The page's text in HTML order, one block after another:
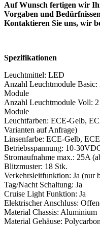
Auf Wunsch fertigen wir
Vorgaben und
Kontaktieren Sie uns, wir
Spezifikationen
Leuchtmittel: LED
Anzahl Leuchtmodule
Module
Anzahl Leuchtmodule Voll:
Module
Leuchtfarben: ECE-Gelb,
Varianten auf Anfrage)
Linsenfarbe: ECE-Gelb,
Betriebsspannung: 10-
Stromaufnahme max.: 25A
Blitzmuster: 18 Stk.
Verkehrsleitfunktion: Ja (nur
Tag/Nacht Schaltung: Ja
Cruise Light Funktion: Ja
Elektrischer Anschluss:
Material Chassis: Aluminium
Material Gehäuse: